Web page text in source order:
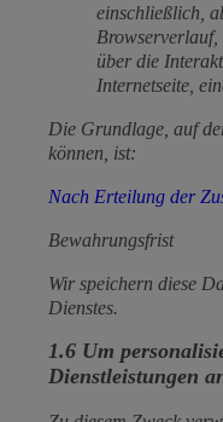
einschließlich,
über die
Internetseite,
Die Grundlage, auf
können, ist:
Nach Erteilung der
Bewahrungsfrist
Wir speichern diese
Dienstes.
1.6 Um
Dienstleistungen